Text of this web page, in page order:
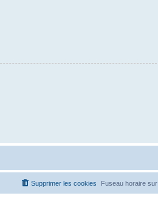
Fuseau horaire sur
Supprimer les cookies